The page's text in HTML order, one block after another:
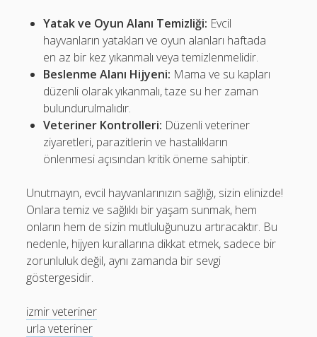
Yatak ve Oyun Alanı Temizliği: Evcil
hayvanların yatakları ve oyun alanları haftada
en az bir kez yıkanmalı veya temizlenmelidir.
Beslenme Alanı Hijyeni: Mama ve su kapları
düzenli olarak yıkanmalı, taze su her zaman
bulundurulmalıdır.
Veteriner Kontrolleri: Düzenli veteriner
ziyaretleri, parazitlerin ve hastalıkların
önlenmesi açısından kritik öneme sahiptir.
Unutmayın, evcil hayvanlarınızın sağlığı, sizin elinizde!
Onlara temiz ve sağlıklı bir yaşam sunmak, hem
onların hem de sizin mutluluğunuzu artıracaktır. Bu
nedenle, hijyen kurallarına dikkat etmek, sadece bir
zorunluluk değil, aynı zamanda bir sevgi
göstergesidir.
izmir veteriner
urla veteriner